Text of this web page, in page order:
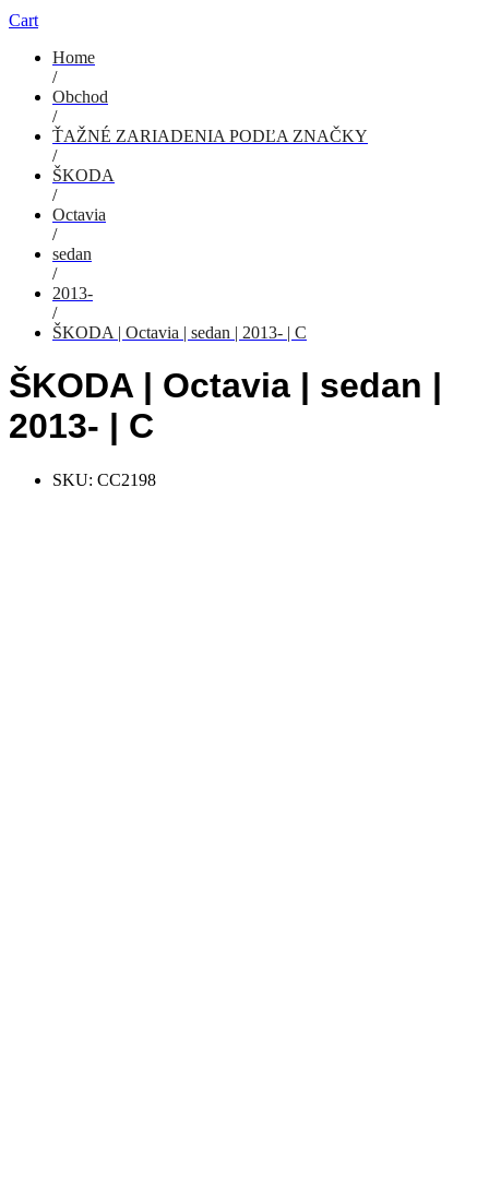
Cart
Home
/
Obchod
/
ŤAŽNÉ ZARIADENIA PODĽA ZNAČKY
/
ŠKODA
/
Octavia
/
sedan
/
2013-
/
ŠKODA | Octavia | sedan | 2013- | C
ŠKODA | Octavia | sedan |
2013- | C
SKU: CC2198